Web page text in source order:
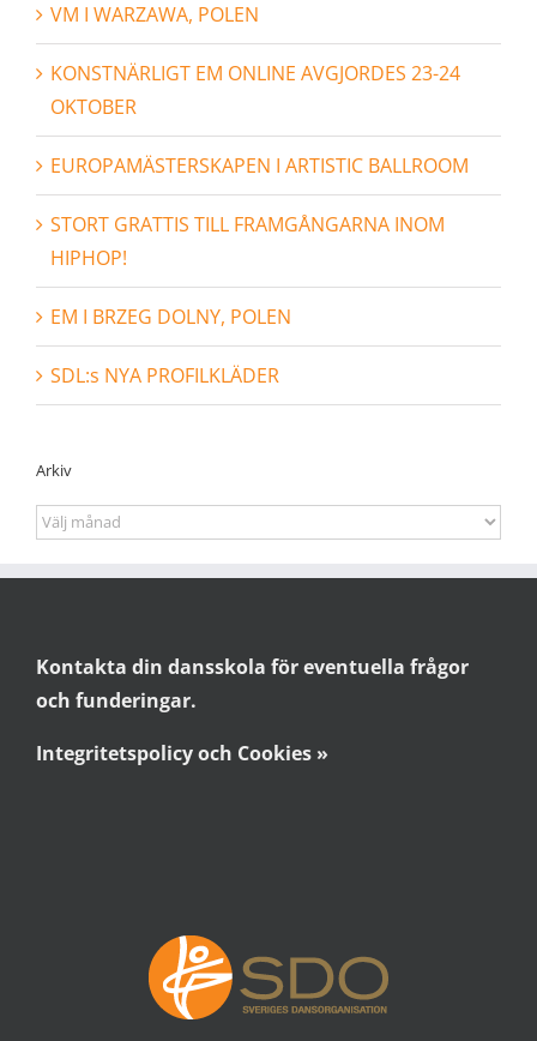
VM I WARZAWA, POLEN
KONSTNÄRLIGT EM ONLINE AVGJORDES 23-24
OKTOBER
EUROPAMÄSTERSKAPEN I ARTISTIC BALLROOM
STORT GRATTIS TILL FRAMGÅNGARNA INOM
HIPHOP!
EM I BRZEG DOLNY, POLEN
SDL:s NYA PROFILKLÄDER
Arkiv
Arkiv
Kontakta din dansskola för eventuella frågor
och funderingar.
Integritetspolicy och Cookies »